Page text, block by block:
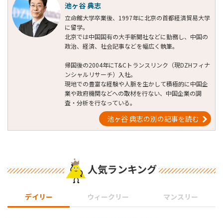
池ヶ谷 典志
立命館大学卒業後、1997年に北京の首都経済貿易大学
に留学。
北京では中国国有の大手新聞社などに勤務し、中国の
政治、経済、社会記事などを幅広く執筆。
帰国後の2004年にT&Cトランスリンク（現DZHフィナ
ンシャルリサーチ）入社。
現地での豊富な経験や人脈を生かして積極的に中国企
業や政府機関などへの取材を行ない、中国企業の調
査・分析を行なっている。
池ヶ谷 典志の別の記事を読む
人気ランキング
デイリー ウィークリー マンスリー